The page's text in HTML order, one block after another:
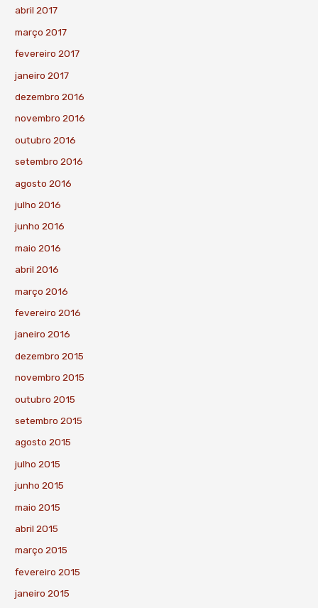
abril 2017
março 2017
fevereiro 2017
janeiro 2017
dezembro 2016
novembro 2016
outubro 2016
setembro 2016
agosto 2016
julho 2016
junho 2016
maio 2016
abril 2016
março 2016
fevereiro 2016
janeiro 2016
dezembro 2015
novembro 2015
outubro 2015
setembro 2015
agosto 2015
julho 2015
junho 2015
maio 2015
abril 2015
março 2015
fevereiro 2015
janeiro 2015